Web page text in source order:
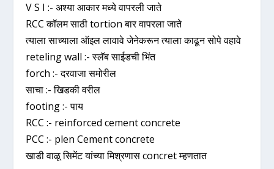
V S I :- अश्या आकार मध्ये वापरली जाते
RCC कॉलम साठी tortion बार वापरला जाते
त्याला साच्याला ऑइल लावावे जेनेकरून त्याला काढून सोपे वहावे
reteling wall :- स्लॅब साईडची भिंत
forch :- दरवाजा समोरील
साचा :- खिडकी वरील
footing :- पाय
RCC :- reinforced cement concrete
PCC :- plen Cement concrete
खाडी वाळू सिमेंट यांच्या मिश्रणास concret म्हणतात